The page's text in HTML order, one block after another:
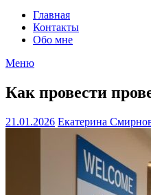
Главная
Контакты
Обо мне
Меню
Как провести
21.01.2026 Екатерина